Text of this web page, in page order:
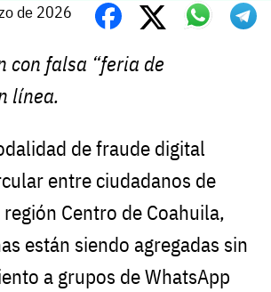
de 2026
con falsa “feria de
línea.
de fraude digital
entre ciudadanos de
Centro de Coahuila,
están siendo agregadas sin
a grupos de WhatsApp